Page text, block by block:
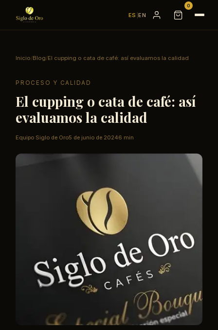
ES |EN
0
Inicio/Blog/El cupping o cata de café: así evaluamos la calidad
PROCESO Y CALIDAD
El cupping o cata de café: así
evaluamos la calidad
Equipo Siglo de Oro5 de junio de 20246 min